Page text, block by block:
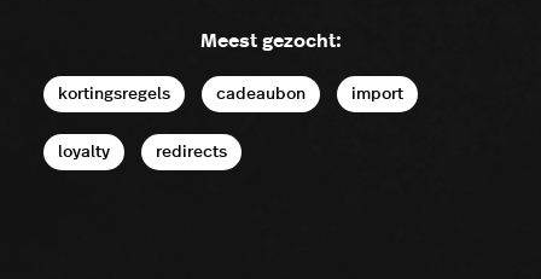
Meest gezocht:
kortingsregels cadeaubon import
loyalty redirects